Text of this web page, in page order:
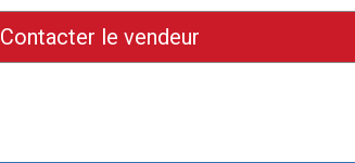
Contacter le vendeur